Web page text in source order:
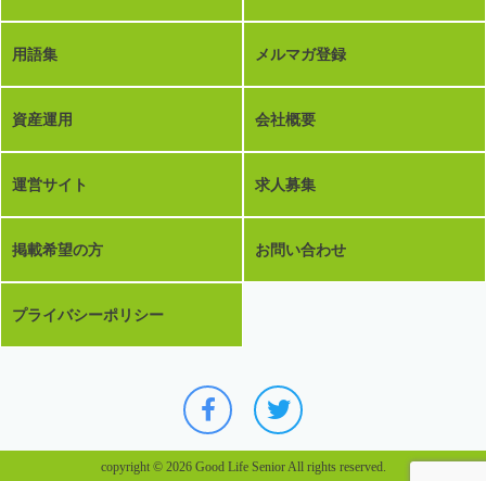
用語集 メルマガ登録
資産運用 会社概要
運営サイト 求人募集
掲載希望の方 お問い合わせ
プライバシーポリシー
copyright © 2026 Good Life Senior All rights reserved.